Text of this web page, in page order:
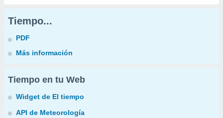
Tiempo...
PDF
Más información
Tiempo en tu Web
Widget de El tiempo
API de Meteorología